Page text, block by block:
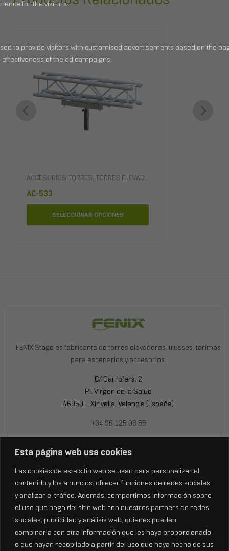
Esta página web usa cookies
Las cookies de este sitio web se usan para personalizar el
contenido y los anuncios, ofrecer funciones de redes sociales
y analizar el tráfico. Además, compartimos información sobre
el uso que haga del sitio web con nuestros partners de redes
sociales, publicidad y análisis web, quienes pueden
combinarla con otra información que les haya proporcionado
o que hayan recopilado a partir del uso que haya hecho de sus
ACCESORIOS TORRES,TORRES ELEVADORAS
AC-533
SELECCIONAR OPCIONES
FENIX Stage es fabricante de torres elevadoras, trusses, tarimas
para escenarios y accesorios.
C/ Garrofers, 2
P.I. Virgen de la Salud
46950 – Xirivella, Valencia (España)
+34 96 125 08 55